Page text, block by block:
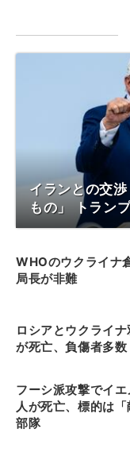
イランとの交
もの」 トラン
WHOのウクライナ
局長が非難
ロシアとウクライ
が死亡、負傷者多数
フーシ派攻撃でイ
人が死亡、標的は
部隊